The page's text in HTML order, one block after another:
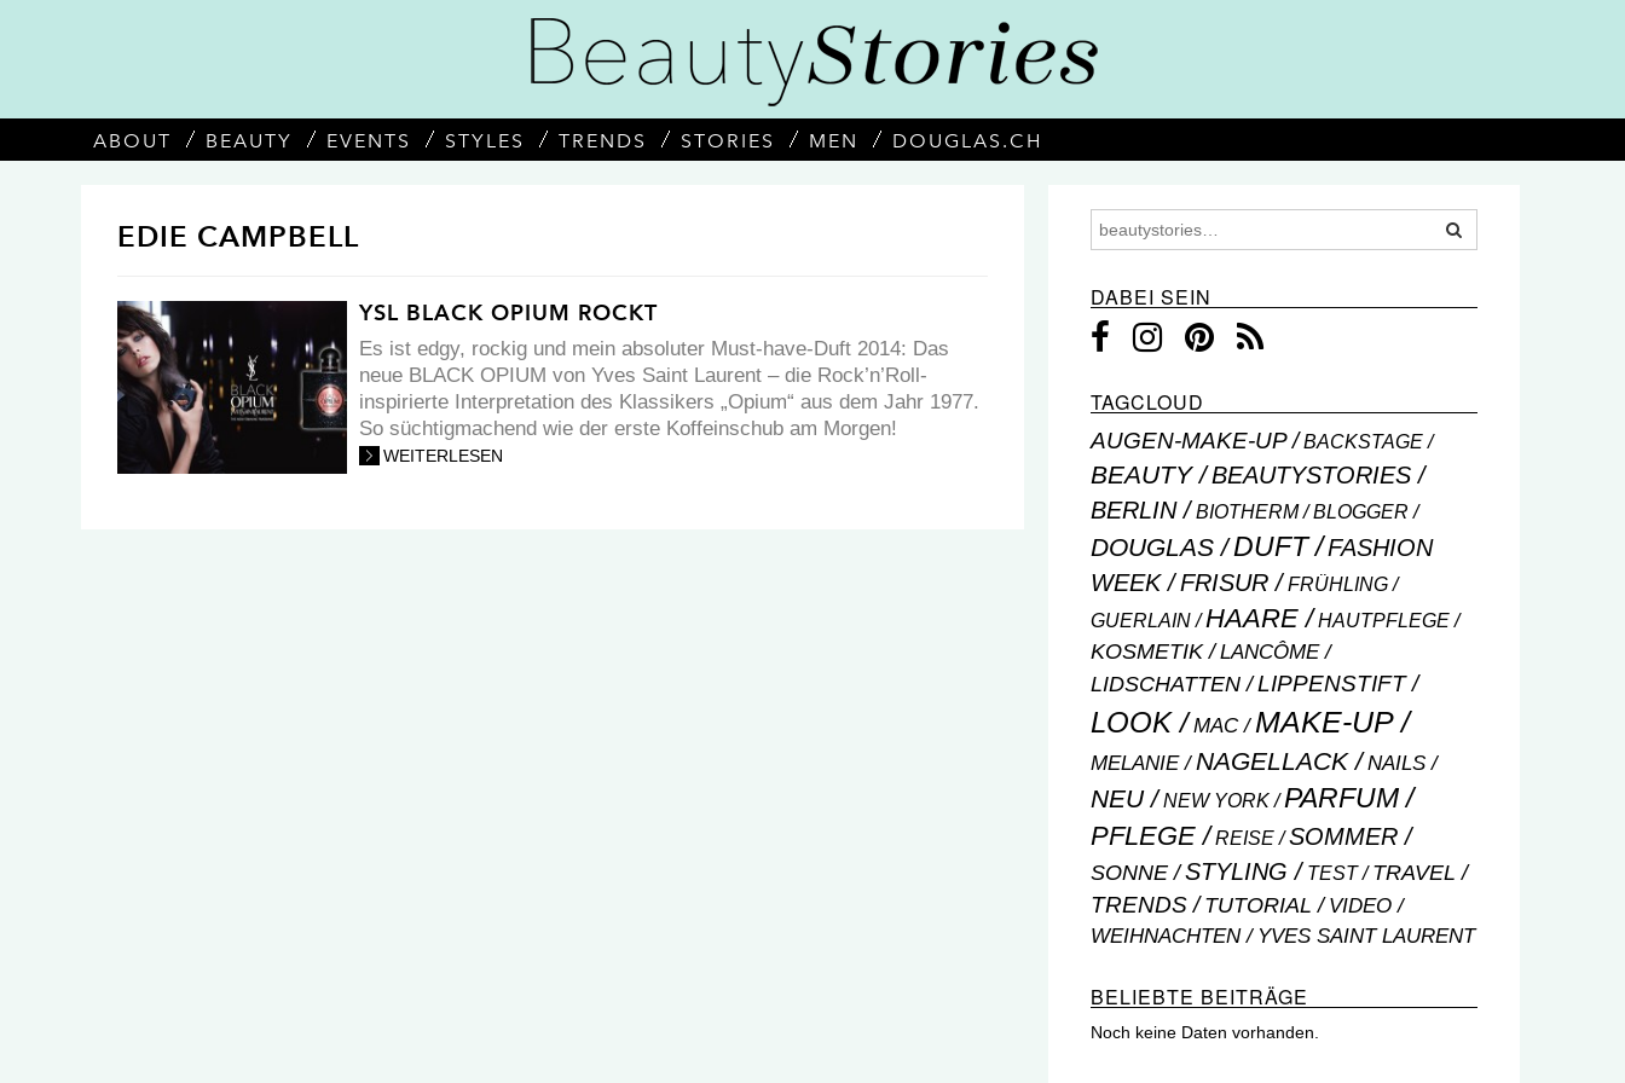
ABOUT BEAUTY EVENTS STYLES TRENDS STORIES MEN DOUGLAS.CH
EDIE CAMPBELL
YSL BLACK OPIUM ROCKT
Es ist edgy, rockig und mein absoluter Must-have-Duft 2014: Das
neue BLACK OPIUM von Yves Saint Laurent – die Rock’n’Roll-
inspirierte Interpretation des Klassikers „Opium“ aus dem Jahr 1977.
So süchtigmachend wie der erste Koffeinschub am Morgen!
WEITERLESEN
DABEI SEIN
TAGCLOUD
AUGEN-MAKE-UP BACKSTAGE
BEAUTY
BEAUTYSTORIES
BERLIN
BIOTHERM BLOGGER
DOUGLAS DUFT
FASHION
WEEK
FRISUR FRÜHLING
GUERLAIN HAARE HAUTPFLEGE
KOSMETIK
LANCÔME
LIDSCHATTEN
LIPPENSTIFT
LOOK MAC MAKE-UP
MELANIE NAGELLACK NAILS
NEU NEW YORK PARFUM
PFLEGE REISE SOMMER
SONNE STYLING TEST TRAVEL
TRENDS TUTORIAL VIDEO
WEIHNACHTEN YVES SAINT LAURENT
BELIEBTE BEITRÄGE
Noch keine Daten vorhanden.